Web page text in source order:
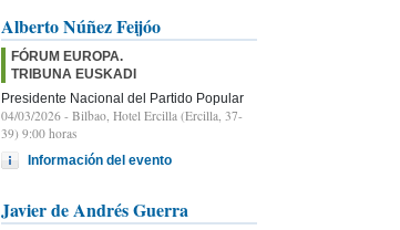
Alberto Núñez Feijóo
FÓRUM EUROPA.
TRIBUNA EUSKADI
Presidente Nacional del Partido Popular
04/03/2026 - Bilbao, Hotel Ercilla (Ercilla, 37-
39) 9:00 horas
Información del evento
Javier de Andrés Guerra